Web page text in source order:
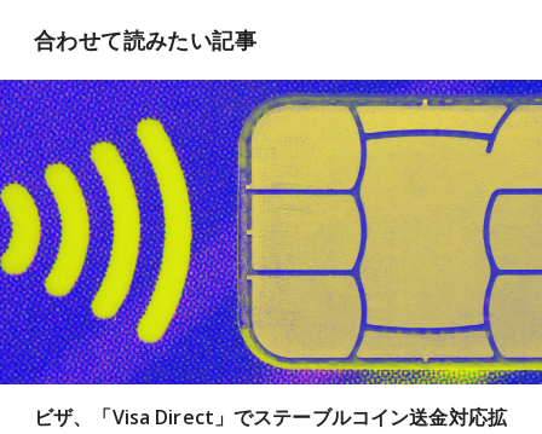
合わせて読みたい記事
ビザ、「Visa Direct」でステーブルコイン送金対応拡